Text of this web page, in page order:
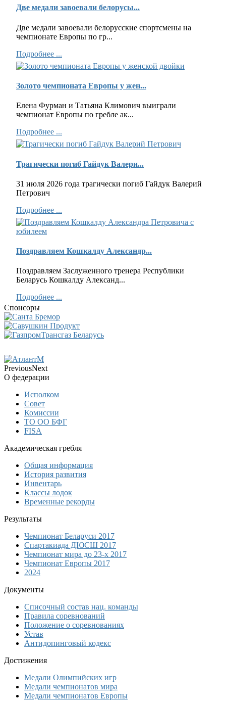
Две медали завоевали белорусы...
Две медали завоевали белорусские спортсмены на
чемпионате Европы по гр...
Подробнее ...
Золото чемпионата Европы у жен...
Елена Фурман и Татьяна Климович выиграли
чемпионат Европы по гребле ак...
Подробнее ...
Трагически погиб Гайдук Валери...
31 июля 2026 года трагически погиб Гайдук Валерий
Петрович
Подробнее ...
Поздравляем Кошкалду Александр...
Поздравляем Заслуженного тренера Республики
Беларусь Кошкалду Александ...
Подробнее ...
Спонсоры
PreviousNext
О федерации
Исполком
Совет
Комиссии
ТО ОО БФГ
FISA
Академическая гребля
Общая информация
История развития
Инвентарь
Классы лодок
Временные рекорды
Результаты
Чемпионат Беларуси 2017
Спартакиада ДЮСШ 2017
Чемпионат мира до 23-х 2017
Чемпионат Европы 2017
2024
Документы
Списочный состав нац. команды
Правила соревнований
Положение о соревнованиях
Устав
Антидопинговый кодекс
Достижения
Медали Олимпийских игр
Медали чемпионатов мира
Медали чемпионатов Европы